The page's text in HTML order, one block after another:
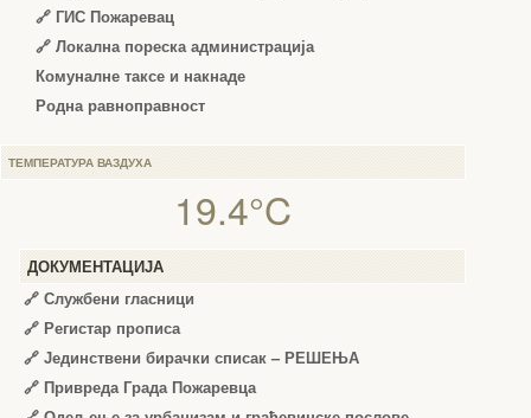
🔗 ГИС Пожаревац
🔗 Локална пореска администрација
Комуналне таксе и накнаде
Родна равноправност
ТЕМПЕРАТУРА ВАЗДУХА
19.4°C
ДОКУМЕНТАЦИЈА
🔗 Службени гласници
🔗 Регистар прописа
🔗 Јединствени бирачки списак – РЕШЕЊА
🔗 Привреда Града Пожаревца